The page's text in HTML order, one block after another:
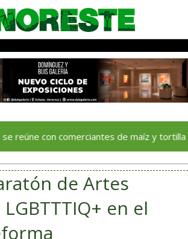
comerciantes de maíz y tortilla de Puebla,
de Artes
en el